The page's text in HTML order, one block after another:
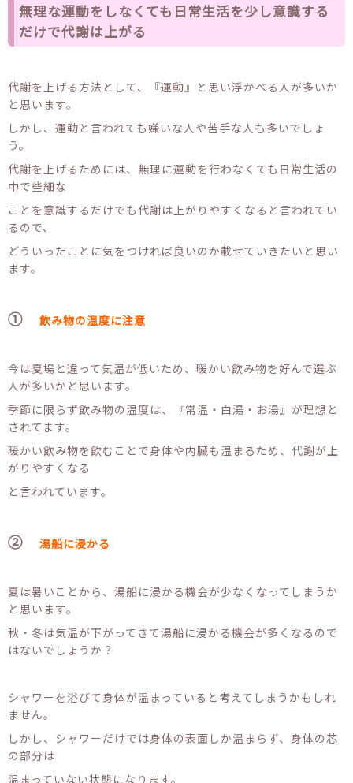
無理な運動をしなくても日常生活を少し意識する
だけで代謝は上がる
代謝を上げる方法として、『運動』と思い浮かべる人が多いか
と思います。
しかし、運動と言われても嫌いな人や苦手な人も多いでしょ
う。
代謝を上げるためには、無理に運動を行わなくても日常生活の
中で些細な
ことを意識するだけでも代謝は上がりやすくなると言われてい
るので、
どういったことに気をつければ良いのか載せていきたいと思い
ます。
① 飲み物の温度に注意
今は夏場と違って気温が低いため、暖かい飲み物を好んで選ぶ
人が多いかと思います。
季節に限らず飲み物の温度は、『常温・白湯・お湯』が理想と
されてます。
暖かい飲み物を飲むことで身体や内臓も温まるため、代謝が上
がりやすくなる
と言われています。
② 湯船に浸かる
夏は暑いことから、湯船に浸かる機会が少なくなってしまうか
と思います。
秋・冬は気温が下がってきて湯船に浸かる機会が多くなるので
はないでしょうか？
シャワーを浴びて身体が温まっていると考えてしまうかもしれ
ません。
しかし、シャワーだけでは身体の表面しか温まらず、身体の芯
の部分は
温まっていない状態になります。